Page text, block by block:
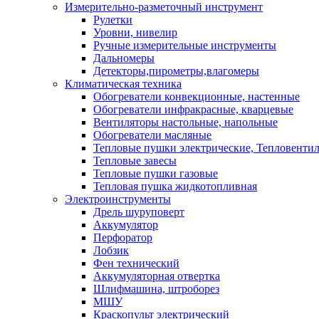
Измерительно-разметочный инструмент
Рулетки
Уровни, нивелир
Ручные измерительные инструменты
Дальномеры
Детекторы,пирометры,влагомеры
Климатическая техника
Обогреватели конвекционные, настенные
Обогреватели инфракрасные, кварцевые
Вентиляторы настольные, напольные
Обогреватели масляные
Тепловые пушки электрические,
Тепловые завесы
Тепловые пушки газовые
Тепловая пушка жидкотопливная
Электроинструменты
Дрель шуруповерт
Аккумулятор
Перфоратор
Лобзик
Фен технический
Аккумуляторная отвертка
Шлифмашина, штроборез
МШУ
Краскопульт электрический